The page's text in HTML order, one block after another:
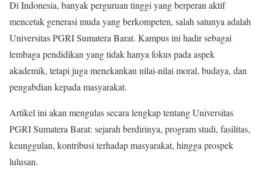
Di Indonesia, banyak perguruan tinggi yang berperan aktif
mencetak generasi muda yang berkompeten, salah satunya adalah
Universitas PGRI Sumatera Barat. Kampus ini hadir sebagai
lembaga pendidikan yang tidak hanya fokus pada aspek
akademik, tetapi juga menekankan nilai-nilai moral, budaya, dan
pengabdian kepada masyarakat.
Artikel ini akan mengulas secara lengkap tentang Universitas
PGRI Sumatera Barat: sejarah berdirinya, program studi, fasilitas,
keunggulan, kontribusi terhadap masyarakat, hingga prospek
lulusan.